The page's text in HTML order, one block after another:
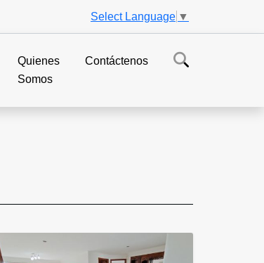
Select Language ▼
Quienes
Somos
Contáctenos